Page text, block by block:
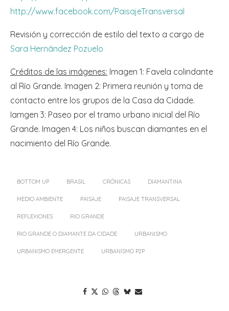
http://www.facebook.com/PaisajeTransversal
Revisión y corrección de estilo del texto a cargo de
Sara Hernández Pozuelo
Créditos de las imágenes: Imagen 1: Favela colindante
al Río Grande. Imagen 2: Primera reunión y toma de
contacto entre los grupos de la Casa da Cidade.
Iamgen 3: Paseo por el tramo urbano inicial del Río
Grande. Imagen 4: Los niños buscan diamantes en el
nacimiento del Río Grande.
BOTTOM UP BRASIL CRÓNICAS DIAMANTINA
MEDIO AMBIENTE PAISAJE PAISAJE TRANSVERSAL
REFLEXIONES RIO GRANDE
RIO GRANDE O DIAMANTE DA CIDADE URBANISMO
URBANISMO EMERGENTE URBANISMO P2P